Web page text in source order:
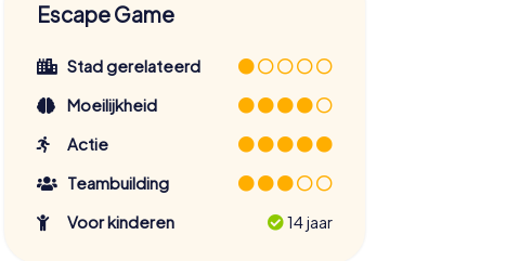
Escape Game
Stad gerelateerd
Moeilijkheid
Actie
Teambuilding
Voor kinderen
14 jaar